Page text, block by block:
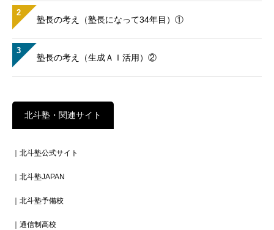
2
塾長の考え（塾長になって34年目）①
3
塾長の考え（生成ＡＩ活用）②
北斗塾・関連サイト
｜北斗塾公式サイト
｜北斗塾JAPAN
｜北斗塾予備校
｜通信制高校